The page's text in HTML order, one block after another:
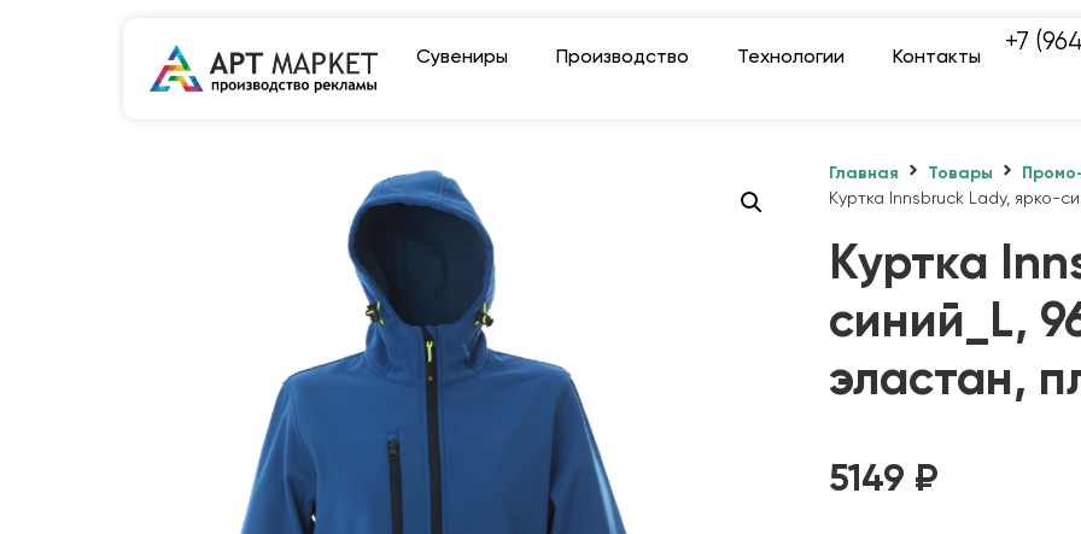
Сувениры Производство Технологии Контакты
+7
Главная Товары
Куртка Innsbruck Lady, ярко-
Куртка
синий_L,
эластан,
5149 ₽